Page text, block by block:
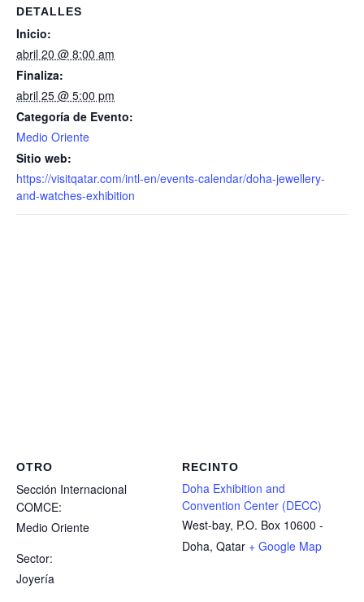
DETALLES
Inicio:
abril 20 @ 8:00 am
Finaliza:
abril 25 @ 5:00 pm
Categoría de Evento:
Medio Oriente
Sitio web:
https://visitqatar.com/intl-en/events-calendar/doha-jewellery-
and-watches-exhibition
RECINTO
Doha Exhibition and
Convention Center (DECC)
West-bay, P.O. Box 10600 -
Doha, Qatar + Google Map
OTRO
Sección Internacional
COMCE:
Medio Oriente
Sector:
Joyería